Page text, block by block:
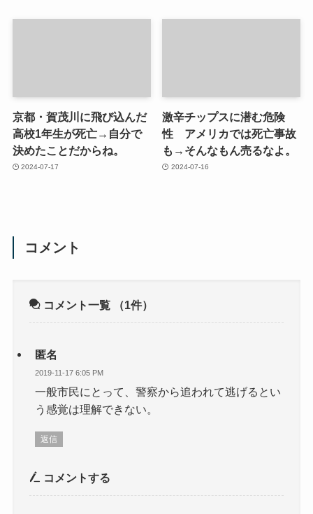
京都・賀茂川に飛び込んだ
高校1年生が死亡→自分で
決めたことだからね。
2024-07-17
激辛チップスに潜む危険
性 アメリカでは死亡事故
も→そんなもん売るなよ。
2024-07-16
コメント
コメント一覧 （1件）
匿名
2019-11-17 6:05 PM
一般市民にとって、警察から追われて逃げるとい
う感覚は理解できない。
返信
コメントする